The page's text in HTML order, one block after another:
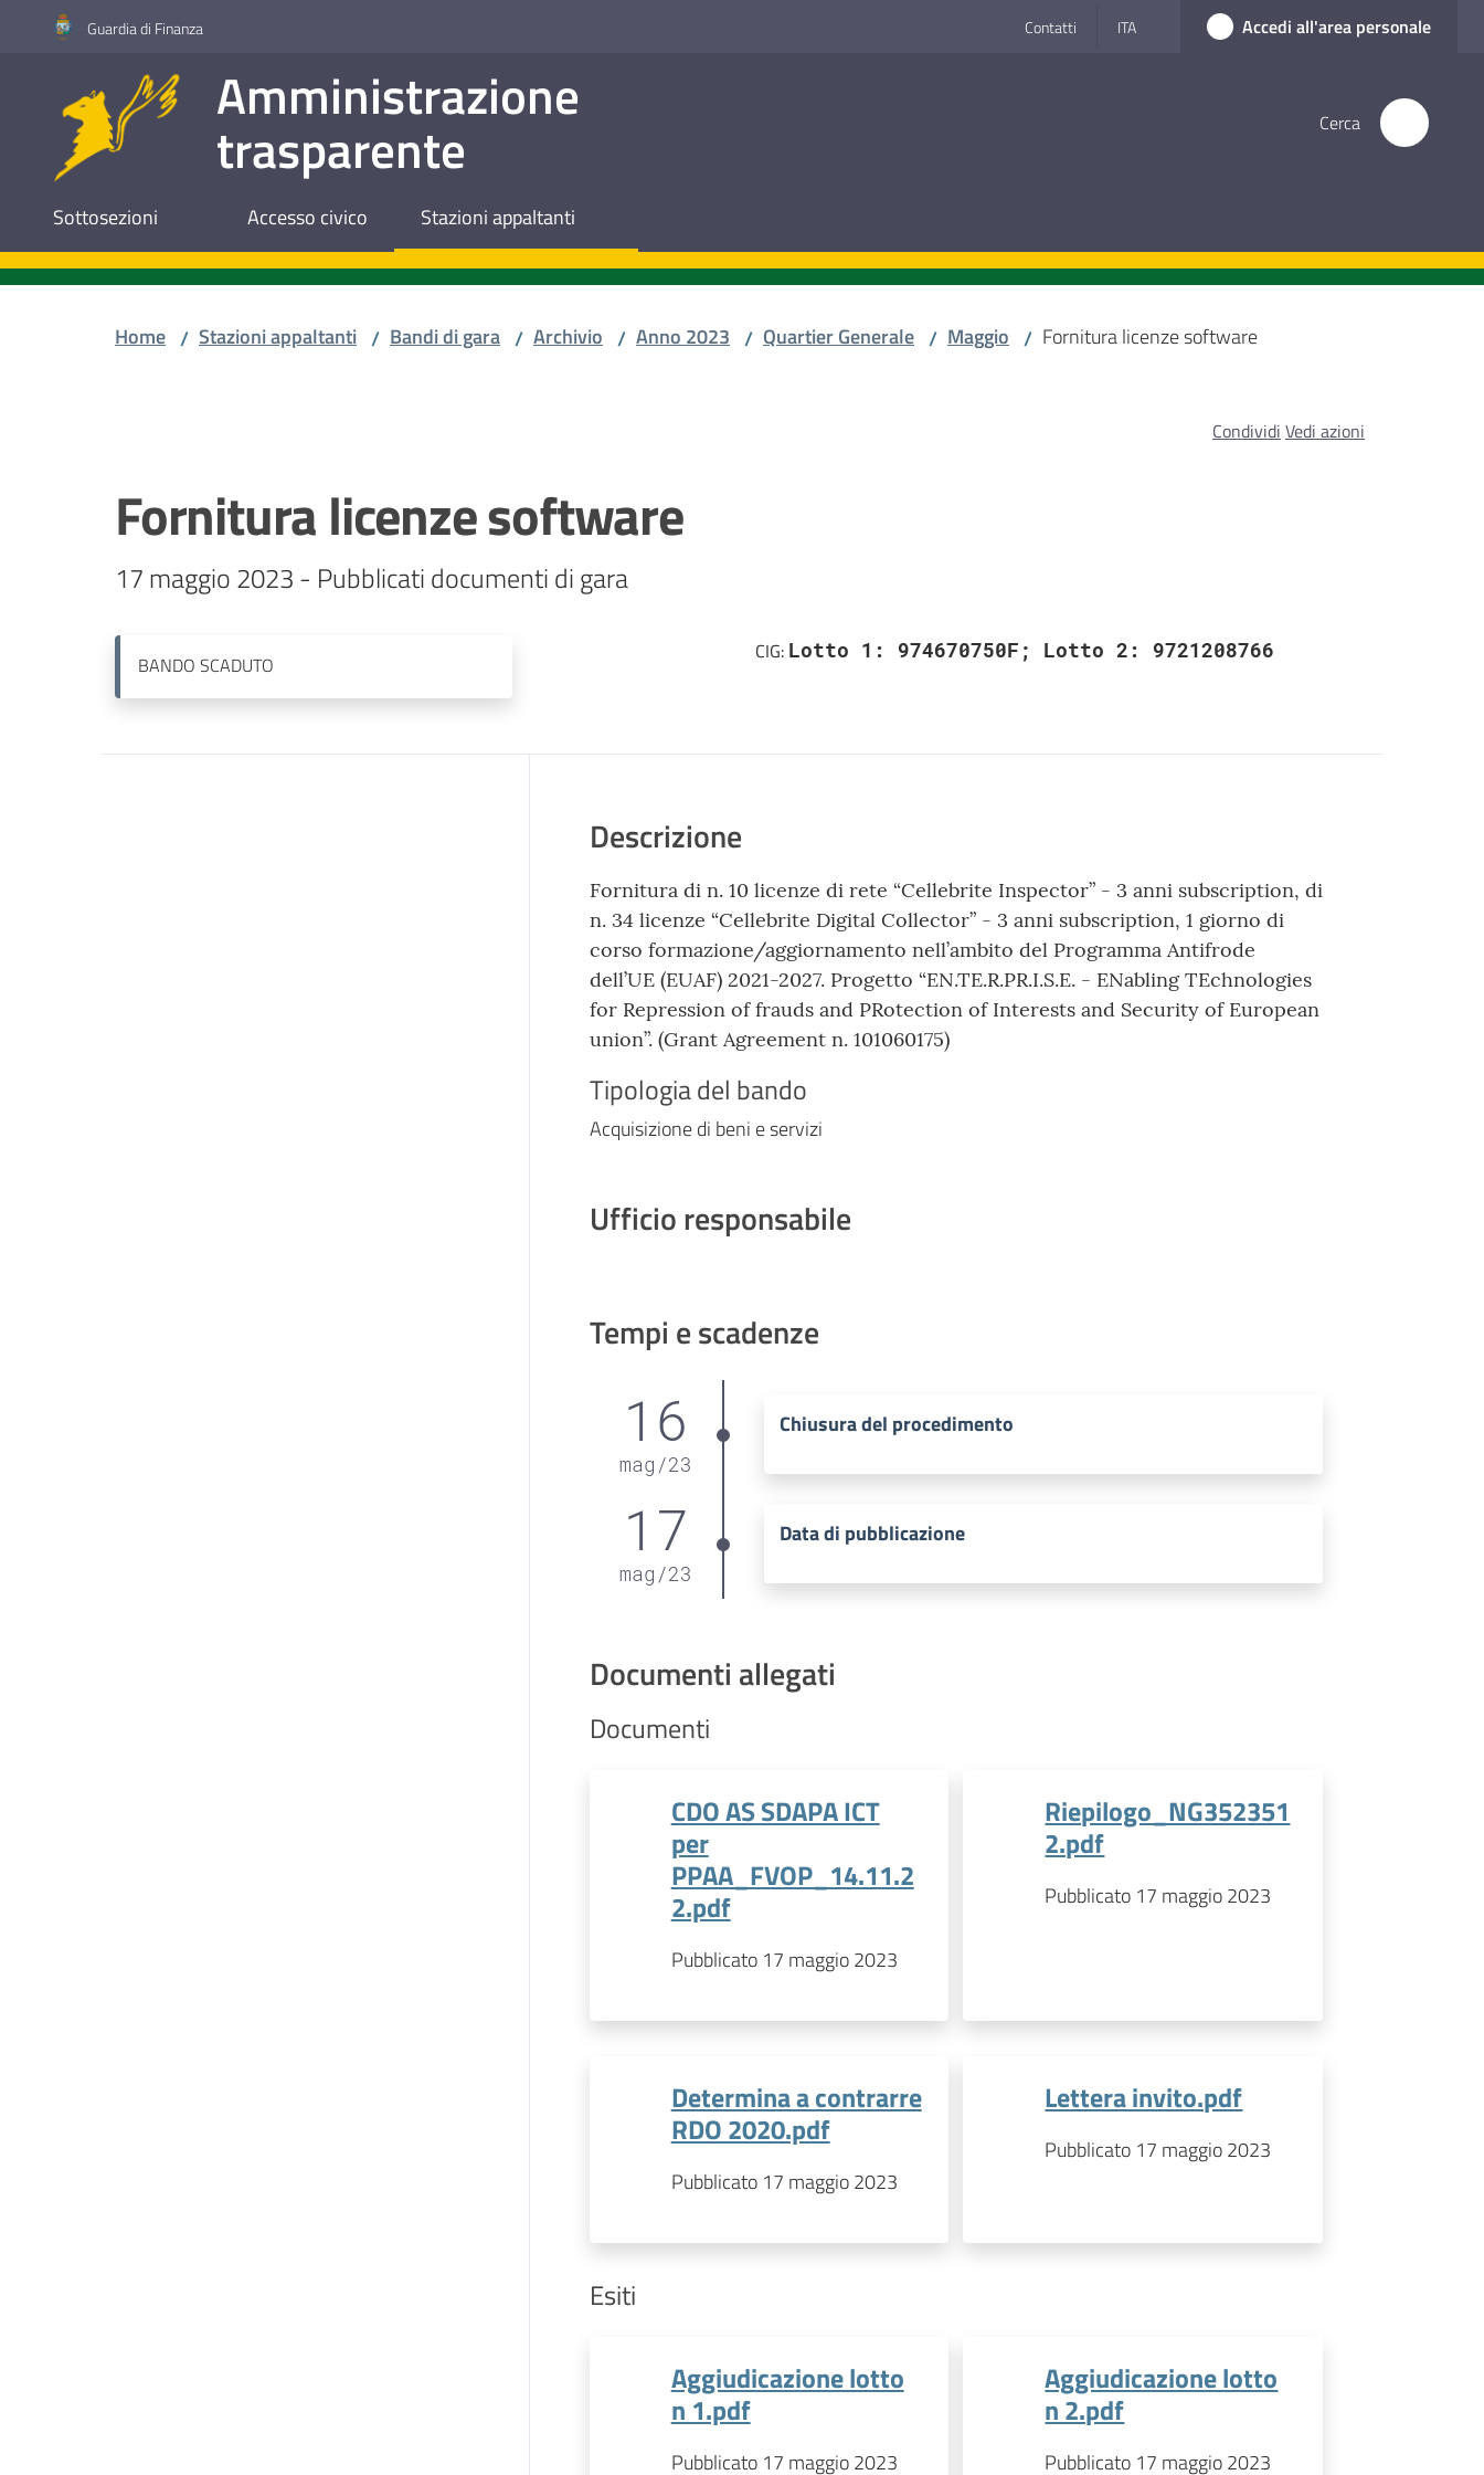
Vai al contenuto
Vai alla navigazione
Vai al footerGuardia di Finanza Contatti ITA Accedi all'area personale
Amministrazione
trasparente Cerca
Sottosezioni Accesso civico Stazioni appaltanti
Home / Stazioni appaltanti / Bandi di gara / Archivio / Anno 2023 / Quartier Generale / Maggio / Fornitura licenze software
Fornitura licenze software
17 maggio 2023 - Pubblicati documenti di gara
BANDO SCADUTO
CIG: Lotto 1: 974670750F; Lotto 2: 9721208766
Condividi Vedi azioni
Descrizione
Fornitura di n. 10 licenze di rete “Cellebrite Inspector” - 3 anni subscription, di
n. 34 licenze “Cellebrite Digital Collector” - 3 anni subscription, 1 giorno di
corso formazione/aggiornamento nell’ambito del Programma Antifrode
dell’UE (EUAF) 2021-2027. Progetto “EN.TE.R.PR.I.S.E. - ENabling TEchnologies
for Repression of frauds and PRotection of Interests and Security of European
union”. (Grant Agreement n. 101060175)
Tipologia del bando
Acquisizione di beni e servizi
Ufficio responsabile
Tempi e scadenze
16
mag /23
Chiusura del procedimento
17
mag /23
Data di pubblicazione
Documenti allegati
Documenti
CDO AS SDAPA ICT
per
PPAA_FVOP_14.11.2
2.pdf
Pubblicato 17 maggio 2023
Riepilogo_NG352351
2.pdf
Pubblicato 17 maggio 2023
Determina a contrarre
RDO 2020.pdf
Pubblicato 17 maggio 2023
Lettera invito.pdf
Pubblicato 17 maggio 2023
Esiti
Aggiudicazione lotto
n 1.pdf
Pubblicato 17 maggio 2023
Aggiudicazione lotto
n 2.pdf
Pubblicato 17 maggio 2023